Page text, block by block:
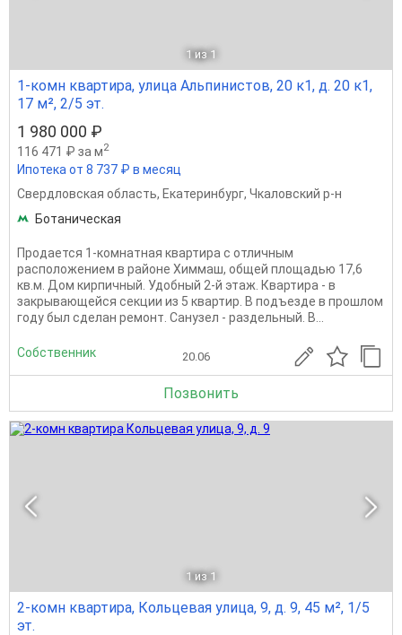
1 из 1
1-комн квартира, улица Альпинистов, 20 к1, д. 20 к1,
17 м², 2/5 эт.
1 980 000 ₽
116 471 ₽ за м2
Ипотека от 8 737 ₽ в месяц
Свердловская область, Екатеринбург, Чкаловский р-н
Ботаническая
Продается 1-комнатная квартира с отличным
расположением в районе Химмаш, общей площадью 17,6
кв.м. Дом кирпичный. Удобный 2-й этаж. Квартира - в
закрывающейся секции из 5 квартир. В подъезде в прошлом
году был сделан ремонт. Санузел - раздельный. В...
Собственник 20.06
Позвонить
1 из 1
2-комн квартира, Кольцевая улица, 9, д. 9, 45 м², 1/5
эт.